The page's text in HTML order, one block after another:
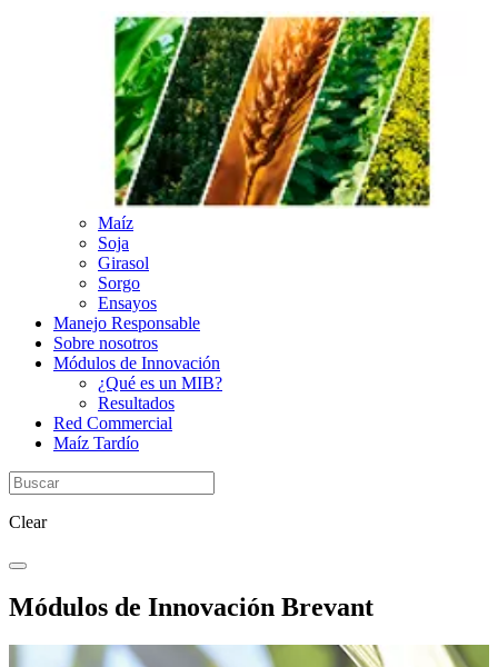
Maíz
Soja
Girasol
Sorgo
Ensayos
Manejo Responsable
Sobre nosotros
Módulos de Innovación
¿Qué es un MIB?
Resultados
Red Commercial
Maíz Tardío
Clear
Módulos de Innovación Brevant